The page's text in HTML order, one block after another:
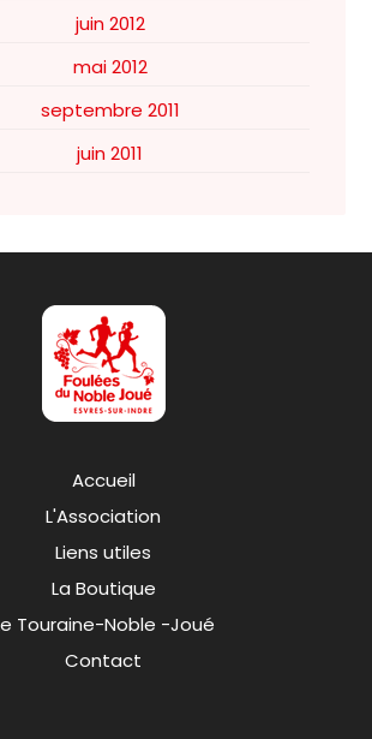
juin 2012
mai 2012
septembre 2011
juin 2011
Accueil
L'Association
Liens utiles
La Boutique
Touraine-Noble -Joué
Contact